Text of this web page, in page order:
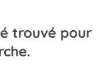
trouvé pour